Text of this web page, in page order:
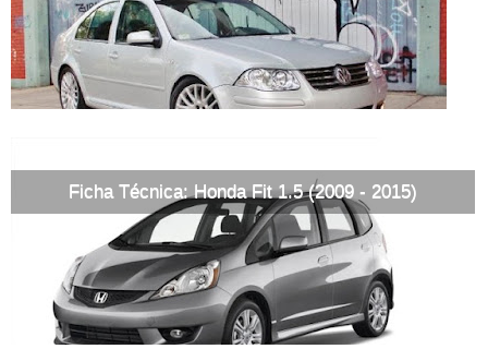
Ficha Técnica: Honda Fit 1.5 (2009 - 2015)